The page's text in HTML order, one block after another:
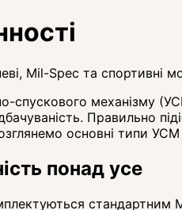
Mil-Spec та спортивні
спускового механізму
Правильно
основні типи
понад усе